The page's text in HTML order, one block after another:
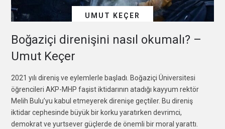
UMUT KEÇER
Boğaziçi direnişini nasıl okumalı? –
Umut Keçer
2021 yılı direniş ve eylemlerle başladı. Boğaziçi Üniversitesi
öğrencileri AKP-MHP faşist iktidarının atadığı kayyum rektör
Melih Bulu’yu kabul etmeyerek direnişe geçtiler. Bu direniş
iktidar cephesinde büyük bir korku yaratırken devrimci,
demokrat ve yurtsever güçlerde de önemli bir moral yarattı.